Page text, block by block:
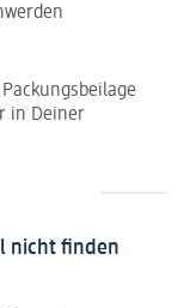
in Deiner
nicht finden